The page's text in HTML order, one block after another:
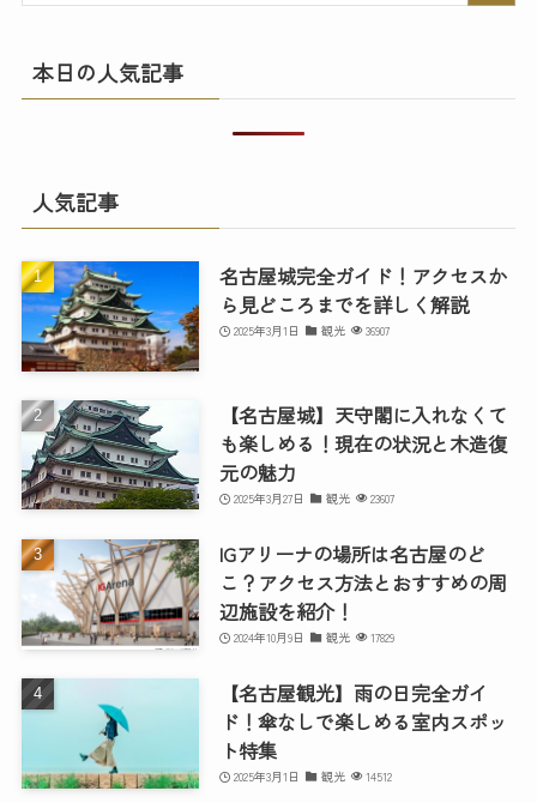
本日の人気記事
人気記事
名古屋城完全ガイド！アクセスか
ら見どころまでを詳しく解説
2025年3月1日 観光 36907
【名古屋城】天守閣に入れなくて
も楽しめる！現在の状況と木造復
元の魅力
2025年3月27日 観光 23607
IGアリーナの場所は名古屋のど
こ？アクセス方法とおすすめの周
辺施設を紹介！
2024年10月9日 観光 17829
【名古屋観光】雨の日完全ガイ
ド！傘なしで楽しめる室内スポッ
ト特集
2025年3月1日 観光 14512